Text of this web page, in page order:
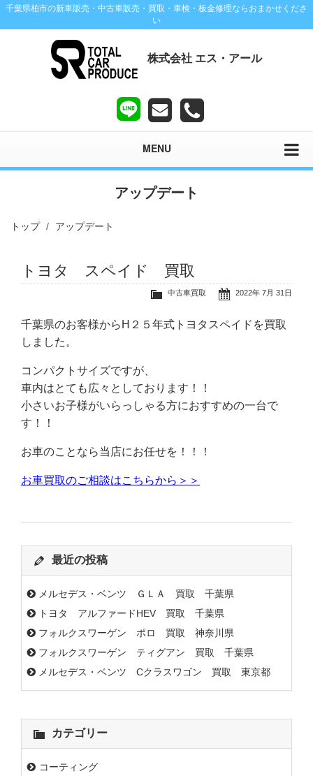
千葉県柏市の新車販売・中古車販売・買取・車検・板金修理ならおまかせくださ
い
株式会社 エス・アール
MENU
アップデート
トップ アップデート
トヨタ スペイド 買取
2022年 7月 31日
中古車買取
千葉県のお客様からH２５年式トヨタスペイドを買取
しました。
コンパクトサイズですが、
車内はとても広々としております！！
小さいお子様がいらっしゃる方におすすめの一台で
す！！
お車のことなら当店にお任せを！！！
お車買取のご相談はこちらから＞＞
最近の投稿
メルセデス・ベンツ ＧＬＡ 買取 千葉県
トヨタ アルファードHEV 買取 千葉県
フォルクスワーゲン ポロ 買取 神奈川県
フォルクスワーゲン ティグアン 買取 千葉県
メルセデス・ベンツ Cクラスワゴン 買取 東京都
カテゴリー
コーティング